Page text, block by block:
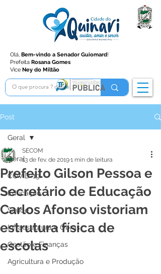
Olá, Bem-vindo a Senador Guiomard!
Prefeita Rosana Gomes
Vice Ney do Miltão
Post
Geral
COVID-19
Educação
Saúde
Infraestrutura e Obras
Gestão e Finanças
Agricultura e Produção
Geral
Prefeito Gilson Pessoa e
Secretário de Educação
Carlos Afonso vistoriam
estrutura física de
escolas
SECOM
13 de fev. de 20191 min de leitura